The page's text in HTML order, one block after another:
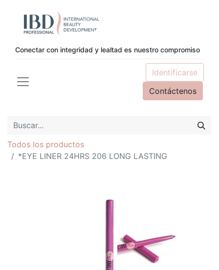
Conectar con integridad y lealtad es nuestro compromiso
Identificarse
Contáctenos
Todos los productos
*EYE LINER 24HRS 206 LONG LASTING